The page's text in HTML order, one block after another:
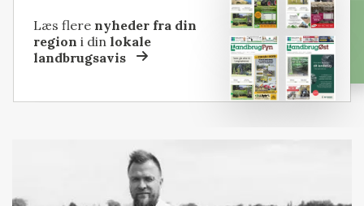
Læs flere nyheder fra din
region i dinlokale
landbrugsavis